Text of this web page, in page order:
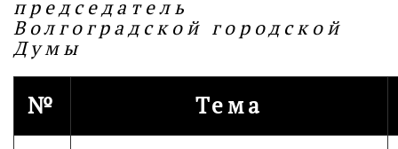
председатель
Волгоградской городской
Думы
№ Тема